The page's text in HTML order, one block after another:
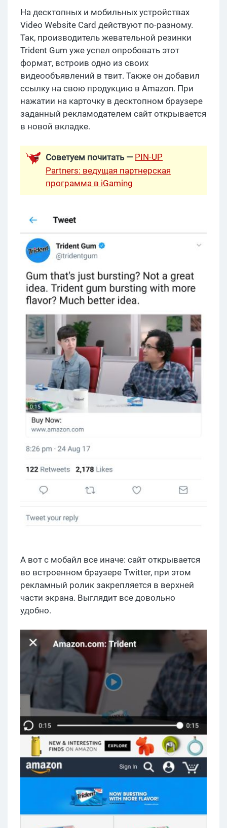
На десктопных и мобильных устройствах
Video Website Card действуют по-разному.
Так, производитель жевательной резинки
Trident Gum уже успел опробовать этот
формат, встроив одно из своих
видеообъявлений в твит. Также он добавил
ссылку на свою продукцию в Amazon. При
нажатии на карточку в десктопном браузере
заданный рекламодателем сайт открывается
в новой вкладке.
Советуем почитать — PIN-UP
Partners: ведущая партнерская
программа в iGaming
А вот с мобайл все иначе: сайт открывается
во встроенном браузере Twitter, при этом
рекламный ролик закрепляется в верхней
части экрана. Выглядит все довольно
удобно.